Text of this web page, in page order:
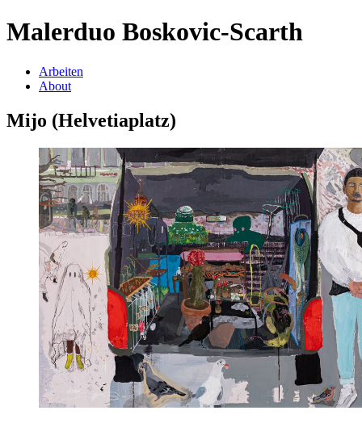
Malerduo Boskovic-Scarth
Arbeiten
About
Mijo (Helvetiaplatz)